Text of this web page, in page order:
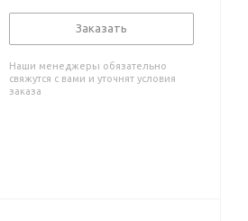
Заказать
Наши менеджеры обязательно
свяжутся с вами и уточнят условия
заказа